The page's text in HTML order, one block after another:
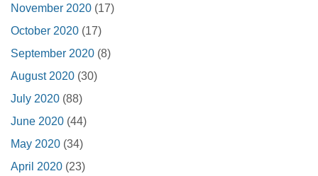
November 2020 (17)
October 2020 (17)
September 2020 (8)
August 2020 (30)
July 2020 (88)
June 2020 (44)
May 2020 (34)
April 2020 (23)